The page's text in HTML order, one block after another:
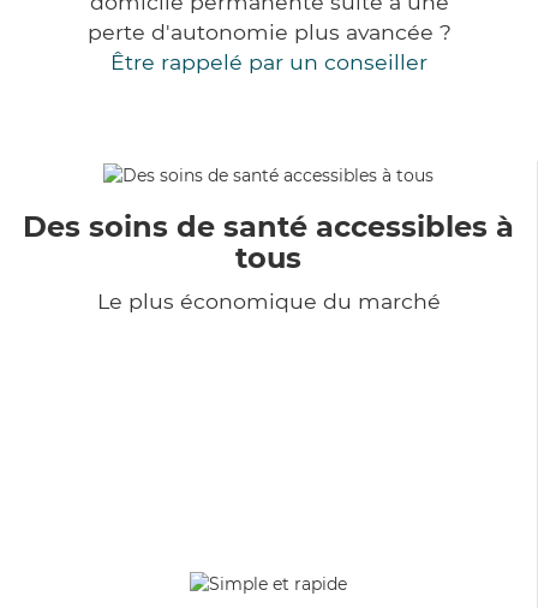
perte d'autonomie plus avancée ?
Être rappelé par un conseiller
Des soins de santé accessibles à
tous
Le plus économique du marché